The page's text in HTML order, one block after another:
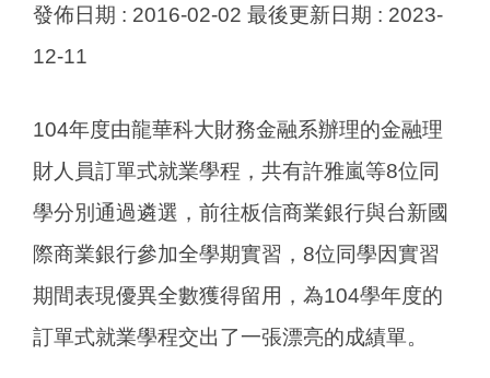
發佈日期 : 2016-02-02 最後更新日期 : 2023-
12-11
104年度由龍華科大財務金融系辦理的金融理
財人員訂單式就業學程，共有許雅嵐等8位同
學分別通過遴選，前往板信商業銀行與台新國
際商業銀行參加全學期實習，8位同學因實習
期間表現優異全數獲得留用，為104學年度的
訂單式就業學程交出了一張漂亮的成績單。